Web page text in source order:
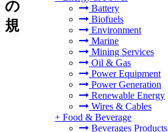
Battery
Biofuels
Environment
Marine
Mining Services
Oil & Gas
Power Equipment
Power Generation
Renewable Energy
Wires & Cables
+ Food & Beverage
Beverages Products
の
規